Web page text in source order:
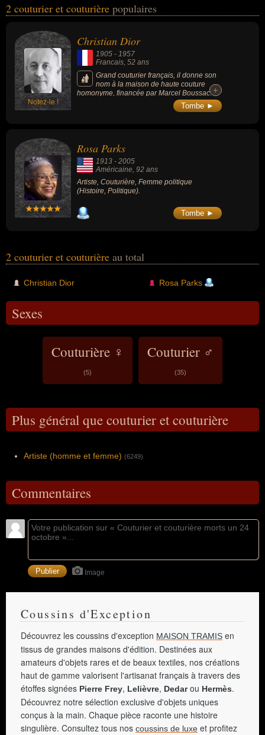
mode, de l'histoire ou de la politique. Ces célébrités peuvent
leurs nationalités au moment de leurs morts, ils peuvent avoir été
francais ou américain par exemple.
2 couturier et couturière populaires
Notez-le !
Christian Dior
1905 - 1957
Francais, 52 ans
Grand couturier français, il donne son
nom à la maison de haute couture
homonyme, financée par Marcel Boussac.
Maison qui s'illustre, dès 1947, dans la haute
couture et la parfumerie, puis dans tous les
+
+
Tombe ►
Rosa Parks
1913 - 2005
Américaine , 92 ans
Artiste, Couturière, Femme politique
(Histoire, Politique).
Tombe ►
2 couturier et couturière au total
Christian Dior Rosa Parks
Sexes
Couturière ♀
(5)
Couturier ♂
(35)
Plus général que couturier et couturière
Artiste (homme et femme) (6249)
Commentaires
Image
Coussins d'Exception
Découvrez les coussins d'exception MAISON TRAMIS en
tissus de grandes maisons d'édition. Destinées aux
amateurs d'objets rares et de beaux textiles, nos créations
haut de gamme valorisent l'artisanat français à travers des
étoffes signées Pierre Frey, Lelièvre, Dedarou Hermès.
Découvrez notre sélection exclusive d'objets uniques
conçus à la main. Chaque pièce raconte une histoire
singulière. Consultez tous nos coussins de luxe et profitez